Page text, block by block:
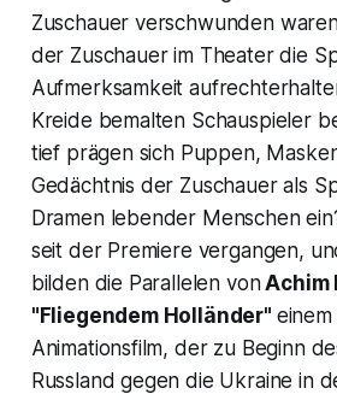
Zuschauer verschwunden
der Zuschauer im Theater die
Aufmerksamkeit
Kreide bemalten Schauspieler
tief prägen sich Puppen,
Gedächtnis der Zuschauer als
Dramen lebender Menschen
seit der Premiere vergangen,
bilden die Parallelen vonAchim
"Fliegendem Holländer"
Animationsfilm, der zu Beginn
Russland gegen die Ukraine in